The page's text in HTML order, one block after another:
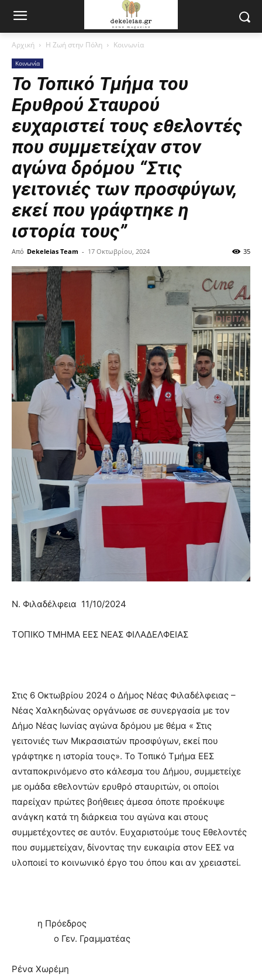
Αρχική Η Ζωή στην Πόλη Κοινωνία
Κοινωνία
Το Τοπικό Τμήμα του
Ερυθρού Σταυρού
ευχαριστεί τους εθελοντές
που συμμετείχαν στον
αγώνα δρόμου “Στις
γειτονιές των προσφύγων,
εκεί που γράφτηκε η
ιστορία τους”
Από Dekeleias Team - 17 Οκτωβρίου, 2024 35
Ν. Φιλαδέλφεια 11/10/2024
ΤΟΠΙΚΟ ΤΜΗΜΑ ΕΕΣ ΝΕΑΣ ΦΙΛΑΔΕΛΦΕΙΑΣ
Στις 6 Οκτωβρίου 2024 ο Δήμος Νέας Φιλαδέλφειας –
Νέας Χαλκηδώνας οργάνωσε σε συνεργασία με τον
Δήμο Νέας Ιωνίας αγώνα δρόμου με θέμα « Στις
γειτονιές των Μικρασιατών προσφύγων, εκεί που
γράφτηκε η ιστορία τους». Το Τοπικό Τμήμα ΕΕΣ
ανταποκρινόμενο στο κάλεσμα του Δήμου, συμμετείχε
με ομάδα εθελοντών ερυθρό σταυριτών, οι οποίοι
παρείχαν πρώτες βοήθειες άμεσα όποτε προέκυψε
ανάγκη κατά τη διάρκεια του αγώνα και στους
συμμετέχοντες σε αυτόν. Ευχαριστούμε τους Εθελοντές
που συμμετείχαν, δίνοντας την ευκαιρία στον ΕΕΣ να
υλοποιεί το κοινωνικό έργο του όπου και αν χρειαστεί.
η Πρόεδρος
ο Γεν. Γραμματέας
Ρένα Χωρέμη